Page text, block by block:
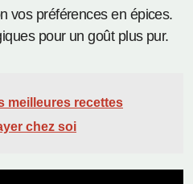
vos préférences en épices.
pour un goût plus pur.
meilleures recettes
chez soi